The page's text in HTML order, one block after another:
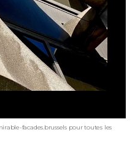
facades.brussels pour toutes les